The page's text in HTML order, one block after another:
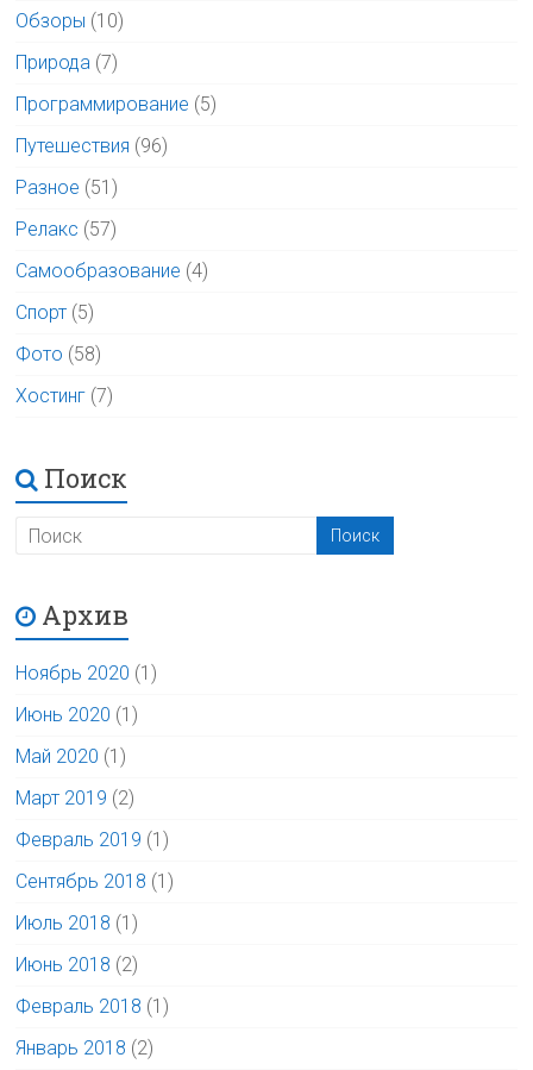
Обзоры (10)
Природа (7)
Программирование (5)
Путешествия (96)
Разное (51)
Релакс (57)
Самообразование (4)
Спорт (5)
Фото (58)
Хостинг (7)
Поиск
Архив
Ноябрь 2020 (1)
Июнь 2020 (1)
Май 2020 (1)
Март 2019 (2)
Февраль 2019 (1)
Сентябрь 2018 (1)
Июль 2018 (1)
Июнь 2018 (2)
Февраль 2018 (1)
Январь 2018 (2)